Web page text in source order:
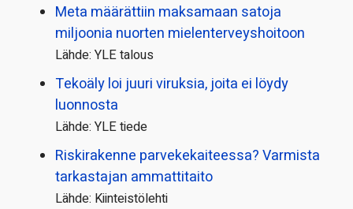
Meta määrättiin maksamaan satoja
miljoonia nuorten mielenterveyshoitoon
Lähde: YLE talous
Tekoäly loi juuri viruksia, joita ei löydy
luonnosta
Lähde: YLE tiede
Riskirakenne parvekekaiteessa? Varmista
tarkastajan ammattitaito
Lähde: Kiinteistölehti